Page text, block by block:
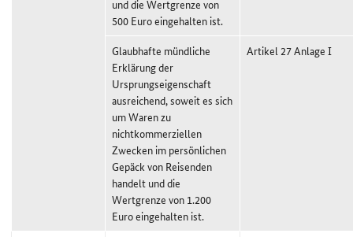
und die Wertgrenze von
500 Euro eingehalten ist.
Glaubhafte mündliche
Erklärung der
Ursprungseigenschaft
ausreichend, soweit es sich
um Waren zu
nichtkommerziellen
Zwecken im persönlichen
Gepäck von Reisenden
handelt und die
Wertgrenze von 1.200
Euro eingehalten ist.
Artikel 27 Anlage I